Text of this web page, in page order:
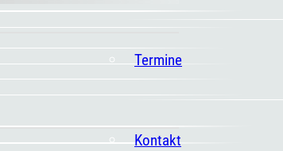
Termine
Kontakt